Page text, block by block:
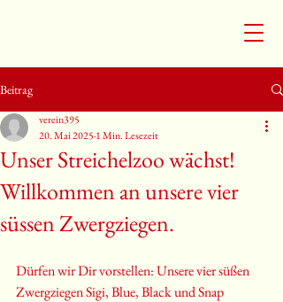
Beitrag
Unser Streichelzoo wächst!
Willkommen an unsere vier
süssen Zwergziegen.
verein395
20. Mai 2025 1 Min. Lesezeit
Dürfen wir Dir vorstellen: Unsere vier süßen
Zwergziegen Sigi, Blue, Black und Snap